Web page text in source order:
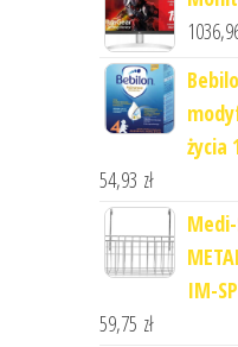
życia
54,93 zł
Medi-
IM-
59,75 zł